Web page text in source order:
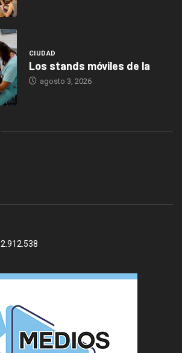
CIUDAD
Los stands móviles de la
agosto 3, 2026
2.912.538